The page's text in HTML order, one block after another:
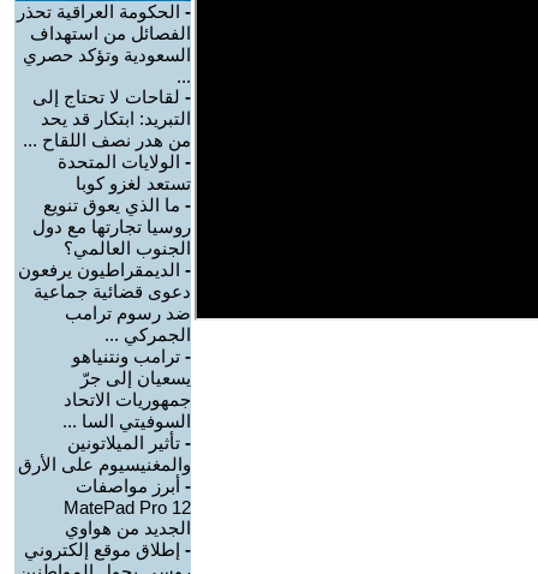
- الحكومة العراقية تحذر
الفصائل من استهداف
السعودية وتؤكد حصري
...
- لقاحات لا تحتاج إلى
التبريد: ابتكار قد يحد
من هدر نصف اللقاح ...
- الولايات المتحدة
تستعد لغزو كوبا
- ما الذي يعوق تنويع
روسيا تجارتها مع دول
الجنوب العالمي؟
- الديمقراطيون يرفعون
دعوى قضائية جماعية
ضد رسوم ترامب
الجمركي ...
- ترامب ونتنياهو
يسعيان إلى جرّ
جمهوريات الاتحاد
السوفيتي السا ...
- تأثير الميلاتونين
والمغنيسيوم على الأرق
- أبرز مواصفات
MatePad Pro 12
الجديد من هواوي
- إطلاق موقع إلكتروني